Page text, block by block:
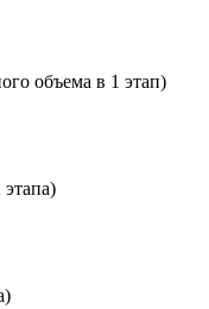
объема в 1 этап)